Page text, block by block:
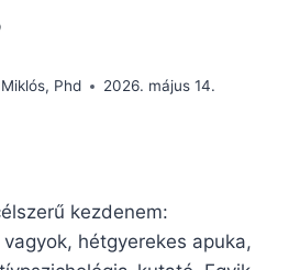
Phd 2026. május 14.
kezdenem:
hétgyerekes apuka,